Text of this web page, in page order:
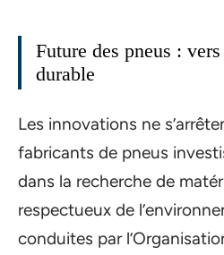
Future des pneus :
durable
Les innovations ne
fabricants de pneus
dans la recherche de
respectueux de
conduites par